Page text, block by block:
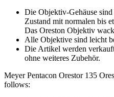
Die Objektiv-Gehäuse
Zustand mit normalen bis
Das Oreston Objektiv
Alle Objektive sind leicht
Die Artikel werden
ohne weiteres Zubehör.
Meyer Pentacon Orestor 135
follows: